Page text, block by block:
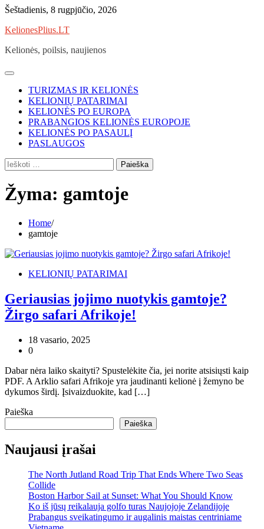
Skip
content
Šeštadienis, 8 rugpjūčio, 2026
KelionesPlius.LT
Kelionės, poilsis, naujienos
TURIZMAS IR KELIONĖS
KELIONIŲ PATARIMAI
KELIONĖS PO EUROPA
PRABANGIOS KELIONĖS EUROPOJE
KELIONĖS PO PASAULĮ
PASLAUGOS
Ieškoti:
Žyma: gamtoje
Home
gamtoje
KELIONIŲ PATARIMAI
Geriausias jojimo nuotykis gamtoje?
Žirgo safari Afrikoje!
18 vasario, 2025
0
Dabar nėra laiko skaityti? Spustelėkite čia, jei norite atsisiųsti kaip
PDF. A Arklio safari Afrikoje yra jaudinanti kelionė į žemyno be
dykumos širdį. Įsivaizduokite, kad […]
Paieška
Paieška
Naujausi įrašai
The North Jutland Road Trip That Ends Where Two Seas
Collide
Boston Harbor Sail at Sunset: What You Should Know
Ko iš jūsų reikalauja golfo turas Naujojoje Zelandijoje
Prabangus sveikatingumo ir augalinis maistas centriniame